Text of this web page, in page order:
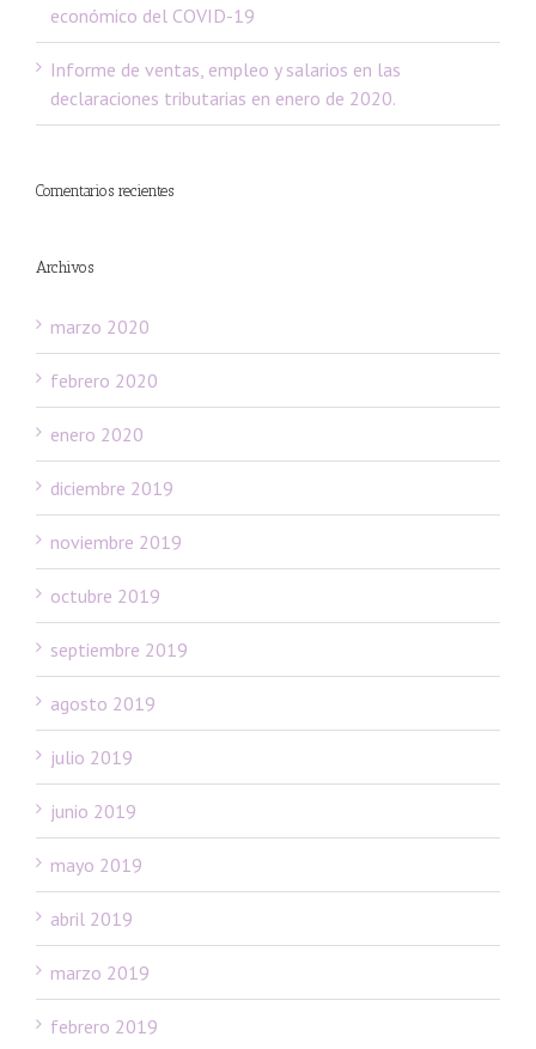
económico del COVID-19
Informe de ventas, empleo y salarios en las
declaraciones tributarias en enero de 2020.
Comentarios recientes
Archivos
marzo 2020
febrero 2020
enero 2020
diciembre 2019
noviembre 2019
octubre 2019
septiembre 2019
agosto 2019
julio 2019
junio 2019
mayo 2019
abril 2019
marzo 2019
febrero 2019